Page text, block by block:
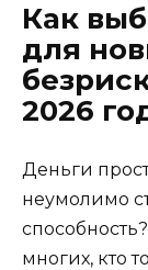
Как
для
2026
Деньги
неумолимо
многих, кто